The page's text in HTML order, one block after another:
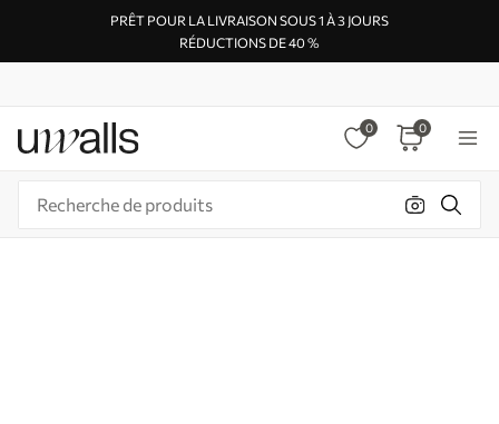
PRÊT POUR LA LIVRAISON SOUS 1 À 3 JOURS
RÉDUCTIONS DE 40 %
0 0